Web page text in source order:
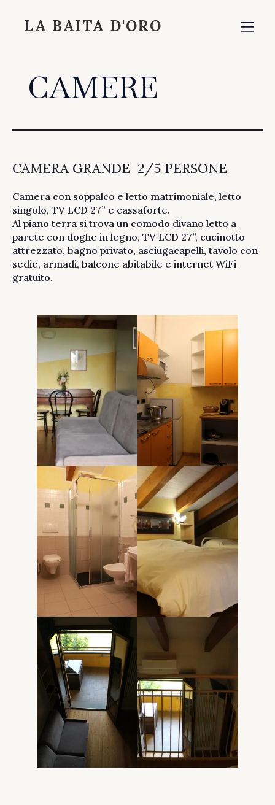
LA BAITA D'ORO
CAMERE
CAMERA GRANDE 2/5 PERSONE
Camera con soppalco e letto matrimoniale, letto
singolo, TV LCD 27” e cassaforte.
Al piano terra si trova un comodo divano letto a
parete con doghe in legno, TV LCD 27”, cucinotto
attrezzato, bagno privato, asciugacapelli, tavolo con
sedie, armadi, balcone abitabile e internet WiFi
gratuito.